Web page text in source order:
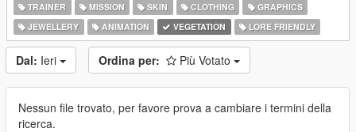
TRAINER
MISSION SKIN CLOTHING
GRAPHICS
JEWELLERY
ANIMATION VEGETATION LORE FRIENDLY
Dal: Ieri Ordina per: Più Votato
Nessun file trovato, per favore prova a cambiare i termini della
ricerca.